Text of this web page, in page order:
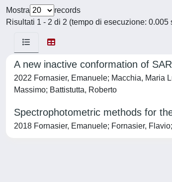
Mostra
records
Risultati 1 - 2 di 2 (tempo di esecuzione: 0.005
A new inactive conformation of
2022 Fornasier, Emanuele; Macchia, Maria
Massimo; Battistutta, Roberto
Spectrophotometric methods for
2018 Fornasier, Emanuele; Fornasier,